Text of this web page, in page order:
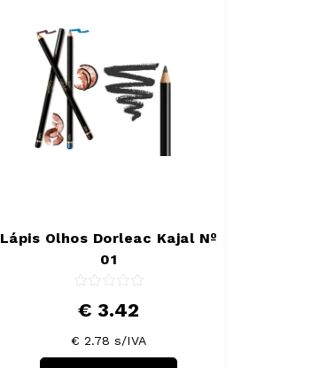
Lápis Olhos Dorleac Kajal Nº
01
€ 3.42
€ 2.78 s/IVA